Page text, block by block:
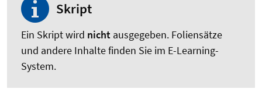
Skript
Ein Skript wird nicht ausgegeben. Foliensätze
und andere Inhalte finden Sie im E-Learning-
System.